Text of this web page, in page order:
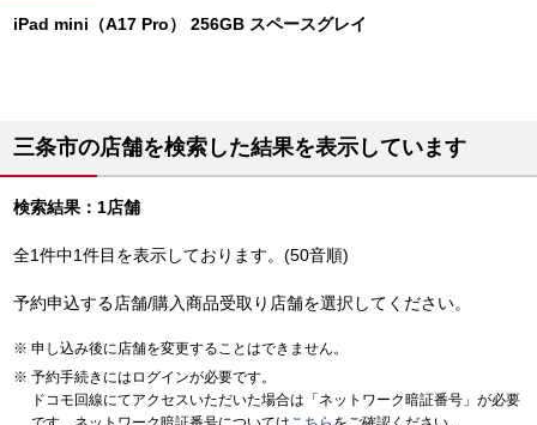
iPad mini（A17 Pro） 256GB スペースグレイ
三条市の店舗を検索した結果を表示しています
検索結果：1店舗
全1件中1件目を表示しております。(50音順)
予約申込する店舗/購入商品受取り店舗を選択してください。
申し込み後に店舗を変更することはできません。
予約手続きにはログインが必要です。
ドコモ回線にてアクセスいただいた場合は「ネットワーク暗証番号」が必要